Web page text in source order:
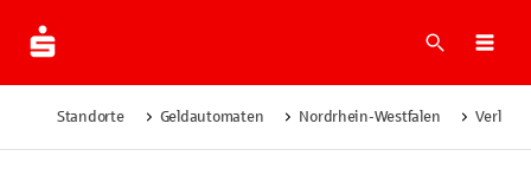
Suche
Standorte Geldautomaten Nordrhein-Westfalen Verl